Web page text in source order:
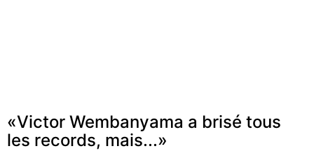
«Victor Wembanyama a brisé tous
les records, mais...»